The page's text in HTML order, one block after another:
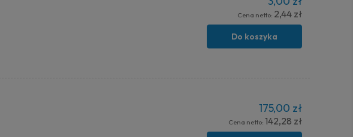
Cena netto: 2,44 zł
Do koszyka
175,00 zł
Cena netto: 142,28 zł